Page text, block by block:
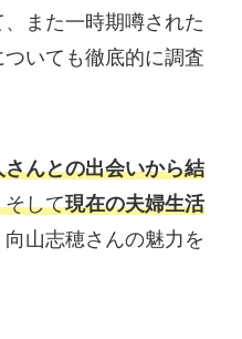
また一時期噂された
ついても徹底的に調査
さんとの出会いから結
そして現在の夫婦生活
山志穂さんの魅力を